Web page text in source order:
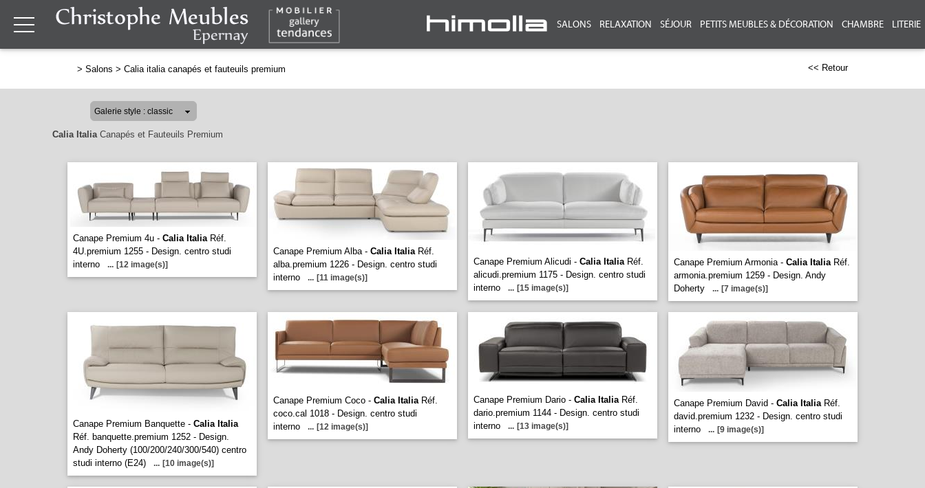
SALONS RELAXATION SÉJOUR PETITS MEUBLES & DÉCORATION CHAMBRE LITERIE
> Salons > Calia italia canapés et fauteuils premium << Retour
Calia ItaliaCanapés et Fauteuils Premium
Canape Premium 4u - Calia ItaliaRéf.
4U.premium 1255 - Design. centro studi
interno
... [12 image(s)]
Canape Premium Alba - Calia ItaliaRéf.
alba.premium 1226 - Design. centro studi
interno
... [11 image(s)]
Canape Premium Alicudi - Calia ItaliaRéf.
alicudi.premium 1175 - Design. centro studi
interno
... [15 image(s)]
Canape Premium Armonia - Calia ItaliaRéf.
armonia.premium 1259 - Design. Andy
Doherty
... [7 image(s)]
Canape Premium Banquette - Calia Italia
Réf. banquette.premium 1252 - Design.
Andy Doherty (100/200/240/300/540) centro
studi interno (E24)
... [10 image(s)]
Canape Premium Coco - Calia ItaliaRéf.
coco.cal 1018 - Design. centro studi
interno
... [12 image(s)]
Canape Premium Dario - Calia ItaliaRéf.
dario.premium 1144 - Design. centro studi
interno
... [13 image(s)]
Canape Premium David - Calia ItaliaRéf.
david.premium 1232 - Design. centro studi
interno
... [9 image(s)]